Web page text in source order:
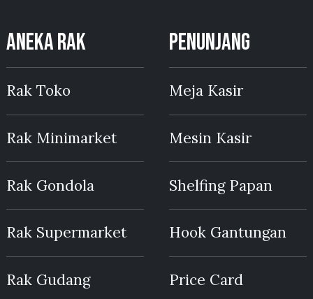
ANEKA RAK
Rak Toko
Rak Minimarket
Rak Gondola
Rak Supermarket
Rak Gudang
PENUNJANG
Meja Kasir
Mesin Kasir
Shelfing Papan
Hook Gantungan
Price Card